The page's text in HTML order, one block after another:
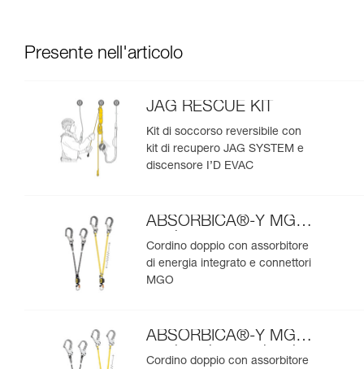
Presente nell'articolo
JAG RESCUE KIT
Kit di soccorso reversibile con
kit di recupero JAG SYSTEM e
discensore I’D EVAC
ABSORBICA®-Y MGO
versione europea
Cordino doppio con assorbitore
di energia integrato e connettori
MGO
ABSORBICA®-Y MGO
versione internazionale
Cordino doppio con assorbitore